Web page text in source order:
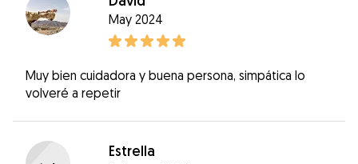
May 2024
Muy bien cuidadora y buena persona, simpática lo
volveré a repetir
Estrella